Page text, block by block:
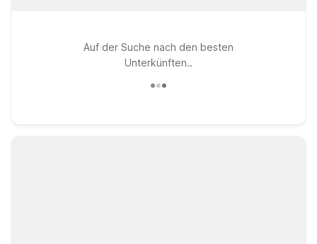
Auf der Suche nach den besten
Unterkünften..